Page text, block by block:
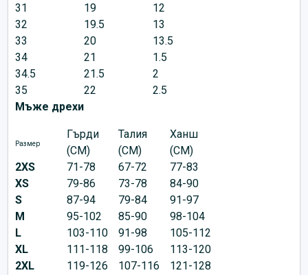
31
19
12
32
19.5
13
33
20
13.5
34
21
1.5
34.5
21.5
2
35
22
2.5
Мъже дрехи
Размер
Гърди
(CM)
Талия
(CM)
Ханш
(CM)
2XS
71-78 67-72
77-83
XS
79-86 73-78
84-90
S
87-94 79-84
91-97
M
95-102 85-90
98-104
L
103-110 91-98
105-112
XL
111-118 99-106
113-120
2XL
119-126 107-116 121-128